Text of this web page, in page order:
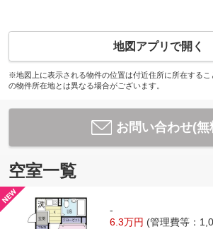
地図アプリで開く
※地図上に表示される物件の位置は付近住所に所在する
の物件所在地とは異なる場合がございます。
お問い合わせ(無
空室一覧
-
6.3万円 (管理費等：